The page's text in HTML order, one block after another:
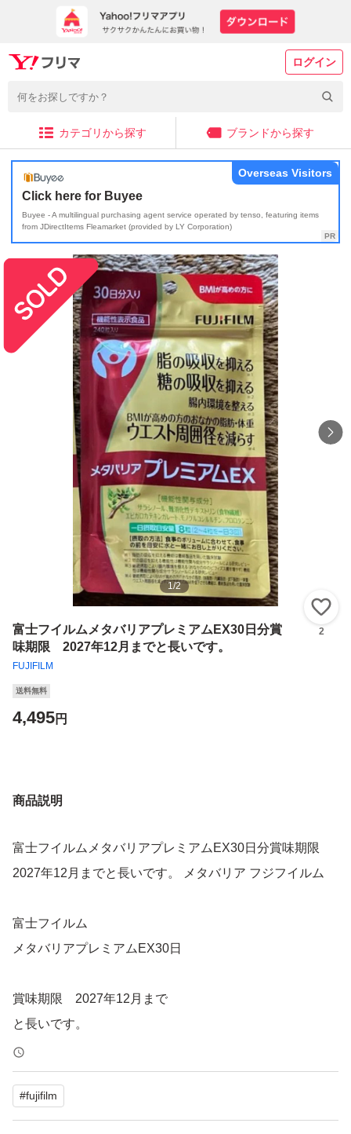
ログイン
カテゴリから探す ブランドから探す
Click here for Buyee
Buyee - A multilingual purchasing agent service operated by tenso, featuring items
from JDirectItems Fleamarket (provided by LY Corporation)
Overseas Visitors
1/2
富士フイルムメタバリアプレミアムEX30日分賞
味期限 2027年12月までと長いです。
FUJIFILM
2
送料無料
4,495円
商品説明
富士フイルムメタバリアプレミアムEX30日分賞味期限
2027年12月までと長いです。 メタバリア フジフイルム
富士フイルム
メタバリアプレミアムEX30日
賞味期限 2027年12月まで
と長いです。
在庫により更に賞味期限が延びることもございます。
※ 複数個ございます。
※お安くしておりますので
#fujifilm